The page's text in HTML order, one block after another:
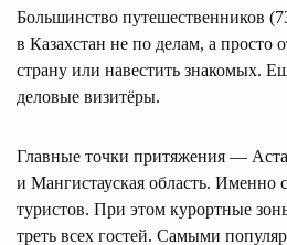
Большинство путешественников
в Казахстан не по делам, а просто
страну или навестить знакомых.
деловые визитёры.
Главные точки притяжения —
и Мангистауская область. Именно
туристов. При этом курортные
треть всех гостей. Самыми